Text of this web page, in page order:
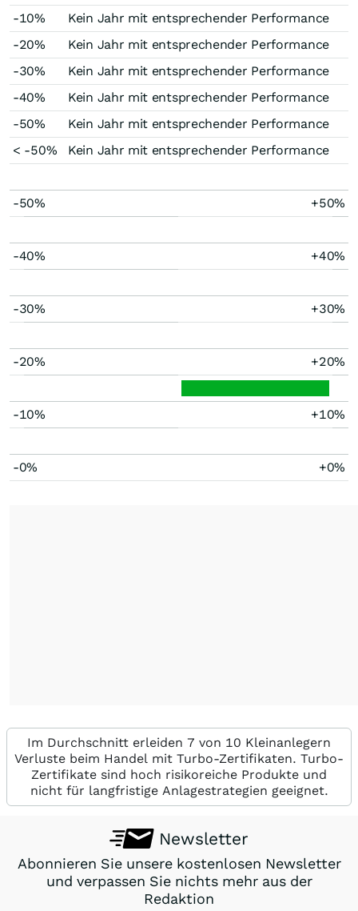
-10%
Kein Jahr mit entsprechender Performance
-20%
Kein Jahr mit entsprechender Performance
-30%
Kein Jahr mit entsprechender Performance
-40%
Kein Jahr mit entsprechender Performance
-50%
Kein Jahr mit entsprechender Performance
< -50%
Kein Jahr mit entsprechender Performance
-50% +50%
-40% +40%
-30% +30%
-20% +20%
-10% +10%
-0% +0%
Im Durchschnitt erleiden 7 von 10 Kleinanlegern
Verluste beim Handel mit Turbo-Zertifikaten. Turbo-
Zertifikate sind hoch risikoreiche Produkte und
nicht für langfristige Anlagestrategien geeignet.
Newsletter
Abonnieren Sie unsere kostenlosen Newsletter
und verpassen Sie nichts mehr aus der
Redaktion